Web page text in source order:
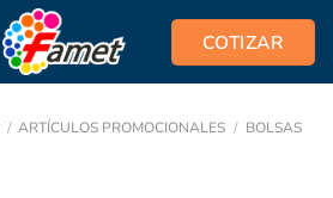
COTIZAR
/ ARTÍCULOS PROMOCIONALES / BOLSAS